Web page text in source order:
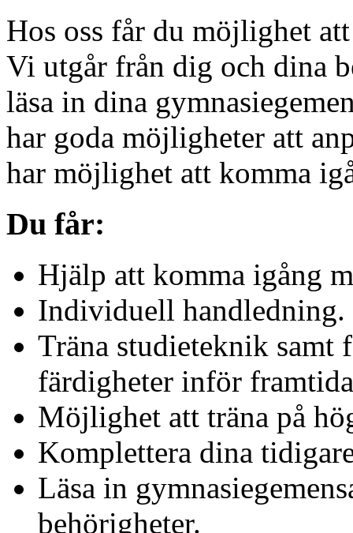
Hos oss får du möjlighet
Vi utgår från dig och dina
läsa in dina
har goda möjligheter att
har möjlighet att komma
Du får:
Hjälp att komma igång
Individuell handledning.
Träna studieteknik samt
färdigheter inför
Möjlighet att träna på
Komplettera dina
Läsa in
behörigheter.